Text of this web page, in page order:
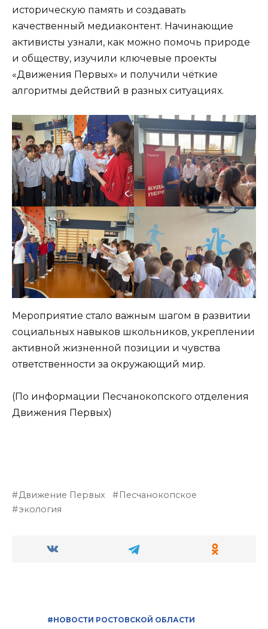
историческую память и создавать
качественный медиаконтент. Начинающие
активисты узнали, как можно помочь природе
и обществу, изучили ключевые проекты
«Движения Первых» и получили чёткие
алгоритмы действий в разных ситуациях.
Мероприятие стало важным шагом в развитии
социальных навыков школьников, укреплении
активной жизненной позиции и чувства
ответственности за окружающий мир.
(По информации Песчанокопского отделения
Движения Первых)
Движение Первых
Песчанокопское
экология
#НОВОСТИ РОСТОВСКОЙ ОБЛАСТИ